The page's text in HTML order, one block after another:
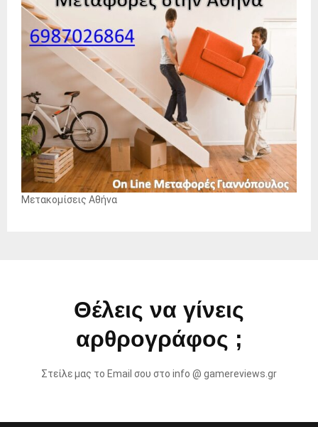
Μετακομίσεις Αθήνα
Θέλεις να γίνεις
αρθρογράφος ;
Στείλε μας το Email σου στο info @ gamereviews.gr